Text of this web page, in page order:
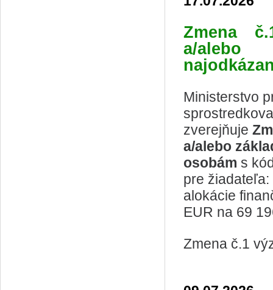
Zmena
a/alebo
Ministerstvo
zverejňuje
a/alebo
osobám s
pre
alokácie
EUR na 69
Zmena č.1